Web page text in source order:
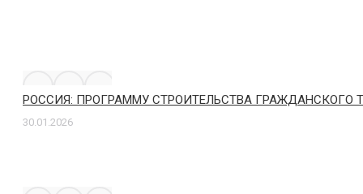
РОССИЯ: ПРОГРАММУ СТРОИТЕЛЬСТВА ГРАЖДАНСКОГО
30.01.2026